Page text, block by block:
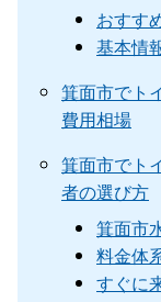
おすす
基本情
箕面市でト
費用相場
箕面市でト
者の選び方
箕面市
料金体
すぐに